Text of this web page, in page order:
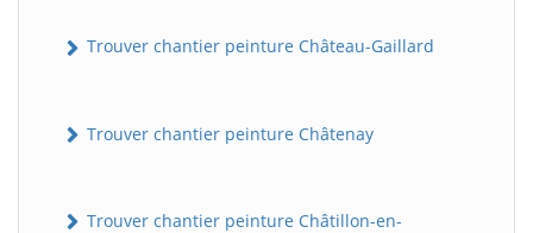
Trouver chantier peinture Château-Gaillard
Trouver chantier peinture Châtenay
Trouver chantier peinture Châtillon-en-